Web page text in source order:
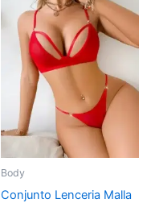
Body
Conjunto Lenceria Malla